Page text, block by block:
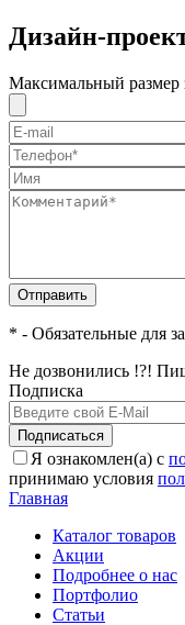
Дизайн-
Максимальный размер
Отправить
* - Обязательные для
Не дозвонились !?!
Подписка
Подписаться
Я ознакомлен(а) с
принимаю условия
Главная
Каталог товаров
Акции
Подробнее о нас
Портфолио
Статьи